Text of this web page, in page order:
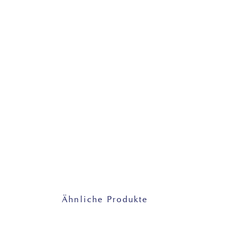
Ähnliche Produkte